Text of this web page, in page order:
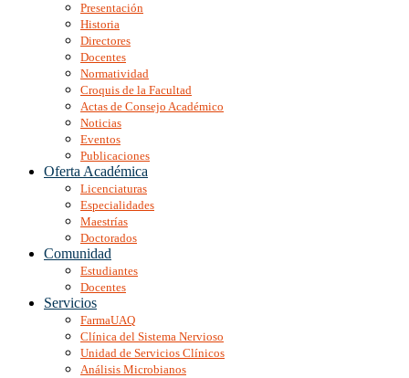
Presentación
Historia
Directores
Docentes
Normatividad
Croquis de la Facultad
Actas de Consejo Académico
Noticias
Eventos
Publicaciones
Oferta Académica
Licenciaturas
Especialidades
Maestrías
Doctorados
Comunidad
Estudiantes
Docentes
Servicios
FarmaUAQ
Clínica del Sistema Nervioso
Unidad de Servicios Clínicos
Análisis Microbianos